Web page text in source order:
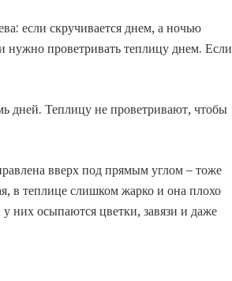
если скручивается днем, а ночью
нужно проветривать теплицу днем. Если
дней. Теплицу не проветривают, чтобы
вверх под прямым углом – тоже
в теплице слишком жарко и она плохо
у них осыпаются цветки, завязи и даже